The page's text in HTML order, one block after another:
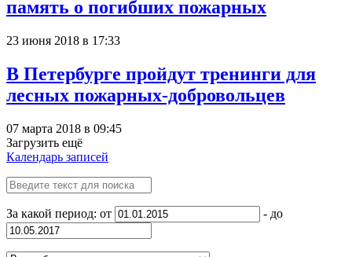
память о погибших пожарных
23 июня 2018 в 17:33
В Петербурге пройдут тренинги для
лесных пожарных-добровольцев
07 марта 2018 в 09:45
Загрузить ещё
Календарь записей
За какой период: от - до